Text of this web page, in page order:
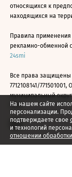
На нашем сайте
персонализации.
подтверждаете свое
и технологий
отношении
относящихся к
находящихся на
Правила применения
рекламно-обменной
24smi
Все права
7712108141/771501001,
муниципальный
2026